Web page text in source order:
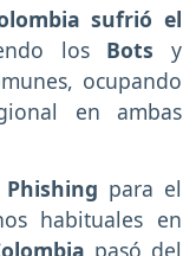
sufrió el
los Botsy
ocupando
en ambas
Phishing para el
habituales en
pasó del